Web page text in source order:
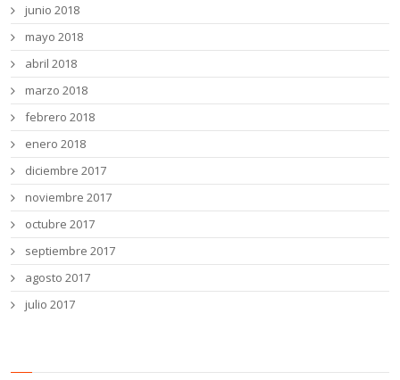
junio 2018
mayo 2018
abril 2018
marzo 2018
febrero 2018
enero 2018
diciembre 2017
noviembre 2017
octubre 2017
septiembre 2017
agosto 2017
julio 2017